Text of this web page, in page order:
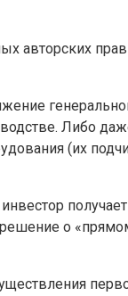
авторских
Либо
(их
о